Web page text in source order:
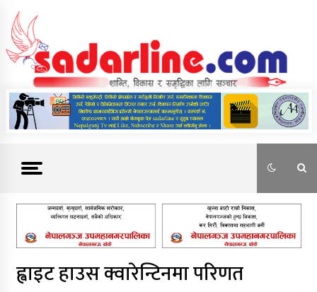
content
News For Nepal
ह्वाइट हाउस क्वारेन्टिनमा परिणत